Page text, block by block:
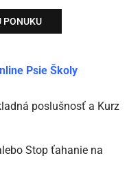
PONUKU
Psie Školy
poslušnosť a Kurz
Stop ťahanie na